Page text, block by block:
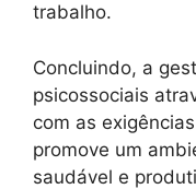
trabalho.
Concluindo, a
psicossociais
com as
promove um
saudável e